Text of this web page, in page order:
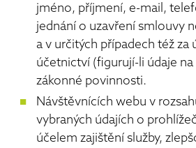
jméno, příjmení, e-mail,
jednání o uzavření smlouvy
a v určitých případech též za
účetnictví (figurují-li údaje
zákonné povinnosti.
Návštěvnících webu v
vybraných údajích o
účelem zajištění služby,